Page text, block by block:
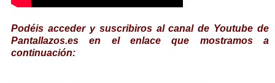
Podéis acceder y suscribiros al canal de Youtube de
Pantallazos.es en el enlace que mostramos a
continuación: